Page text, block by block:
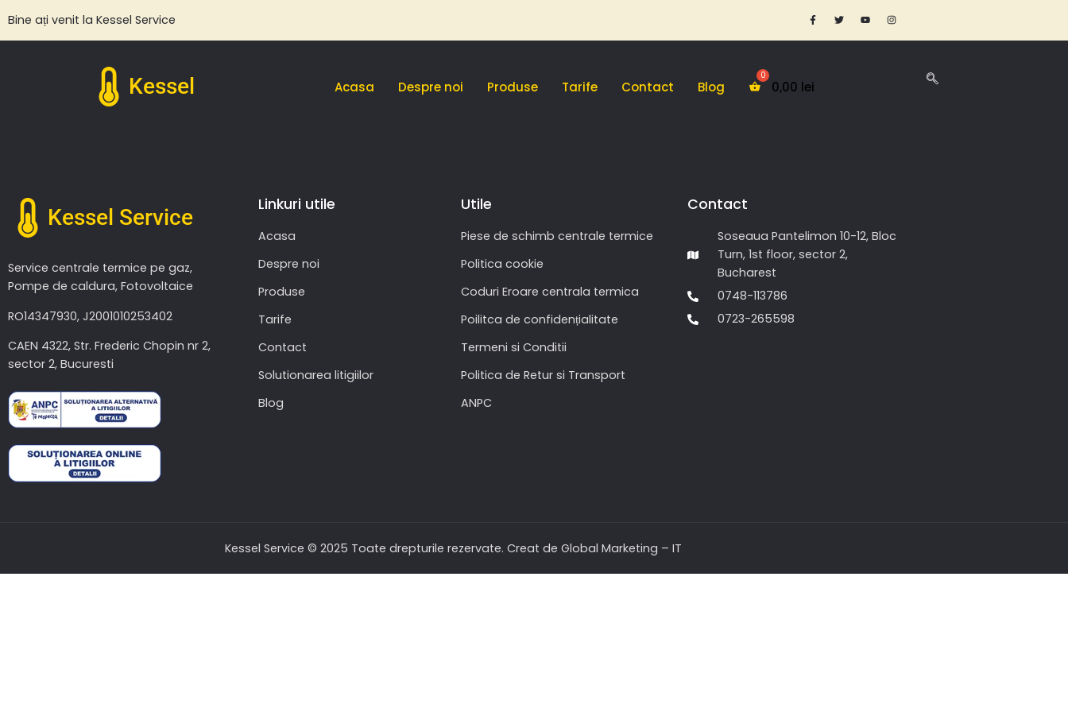
Bine ați venit la Kessel Service
Kessel Acasa Despre noi Produse Tarife Contact Blog 0,00 lei
Kessel Service
Service centrale termice pe gaz,
Pompe de caldura, Fotovoltaice
RO14347930, J2001010253402
CAEN 4322, Str. Frederic Chopin nr 2,
sector 2, Bucuresti
Linkuri utile
Acasa
Despre noi
Produse
Tarife
Contact
Solutionarea litigiilor
Blog
Utile
Piese de schimb centrale termice
Politica cookie
Coduri Eroare centrala termica
Poilitca de confidențialitate
Termeni si Conditii
Politica de Retur si Transport
ANPC
Contact
Soseaua Pantelimon 10-12, Bloc
Turn, 1st floor, sector 2,
Bucharest
0748-113786
0723-265598
Kessel Service © 2025 Toate drepturile rezervate. Creat de Global Marketing – IT